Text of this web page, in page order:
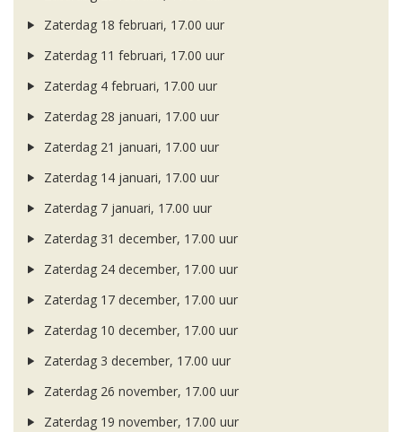
Zaterdag 18 februari, 17.00 uur
Zaterdag 11 februari, 17.00 uur
Zaterdag 4 februari, 17.00 uur
Zaterdag 28 januari, 17.00 uur
Zaterdag 21 januari, 17.00 uur
Zaterdag 14 januari, 17.00 uur
Zaterdag 7 januari, 17.00 uur
Zaterdag 31 december, 17.00 uur
Zaterdag 24 december, 17.00 uur
Zaterdag 17 december, 17.00 uur
Zaterdag 10 december, 17.00 uur
Zaterdag 3 december, 17.00 uur
Zaterdag 26 november, 17.00 uur
Zaterdag 19 november, 17.00 uur